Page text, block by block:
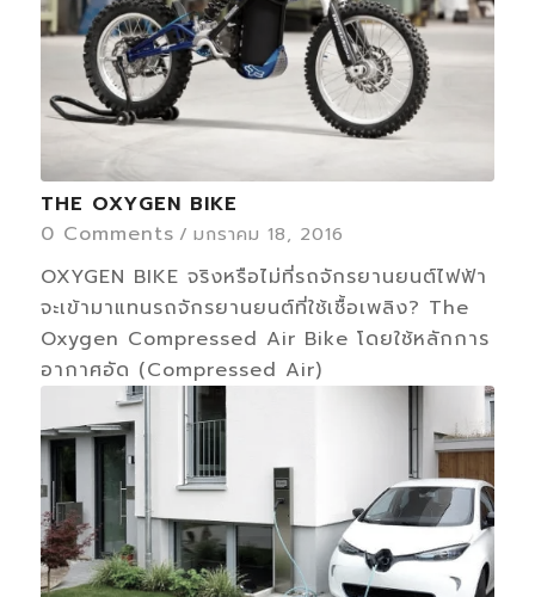
THE OXYGEN BIKE
0 Comments / มกราคม 18, 2016
OXYGEN BIKE จริงหรือไม่ที่รถจักรยานยนต์ไฟฟ้า
จะเข้ามาแทนรถจักรยานยนต์ที่ใช้เชื้อเพลิง? The
Oxygen Compressed Air Bike โดยใช้หลักการ
อากาศอัด (Compressed Air)